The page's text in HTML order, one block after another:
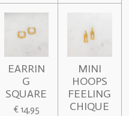
EARRIN
G
SQUARE
€ 14,95
MINI
HOOPS
FEELING
CHIQUE